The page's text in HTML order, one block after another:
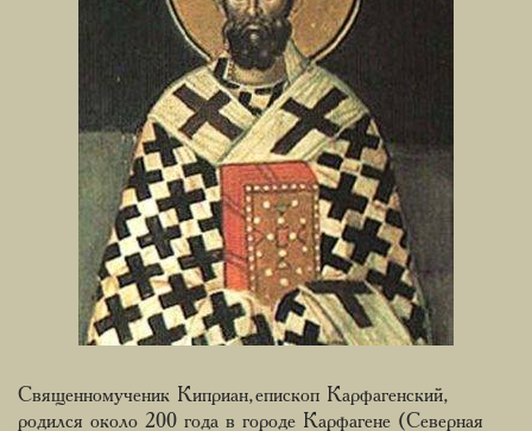
Священномученик Киприан, епископ Карфагенский,
родился около 200 года в городе Карфагене (Северная